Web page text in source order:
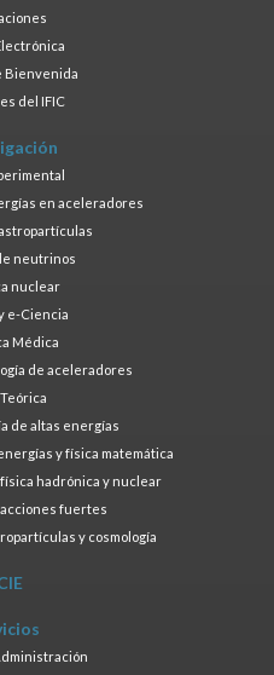
Bienvenida
del IFIC
en aceleradores
neutrinos
nuclear
e-Ciencia
Médica
de aceleradores
de altas energías
y física matemática
hadrónica y nuclear
fuertes
y cosmología